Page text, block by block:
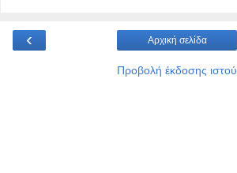
‹ Αρχική σελίδα
Προβολή έκδοσης ιστού